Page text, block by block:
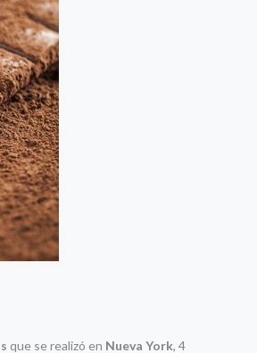
que se realizó en Nueva York, 4